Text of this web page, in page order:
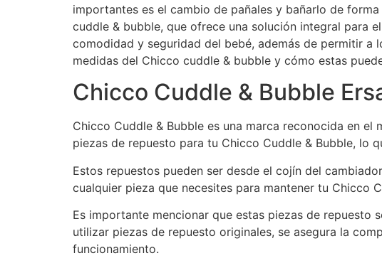
importantes es el cambio de pañales y bañarlo de
cuddle & bubble, que ofrece una solución integral para
comodidad y seguridad del bebé, además de permitir a
medidas del Chicco cuddle & bubble y cómo estas
Chicco Cuddle & Bubble
Chicco Cuddle & Bubble es una marca reconocida en
piezas de repuesto para tu Chicco Cuddle & Bubble, lo
Estos repuestos pueden ser desde el cojín del
cualquier pieza que necesites para mantener tu Chicco
Es importante mencionar que estas piezas de repuesto
utilizar piezas de repuesto originales, se asegura la
funcionamiento.